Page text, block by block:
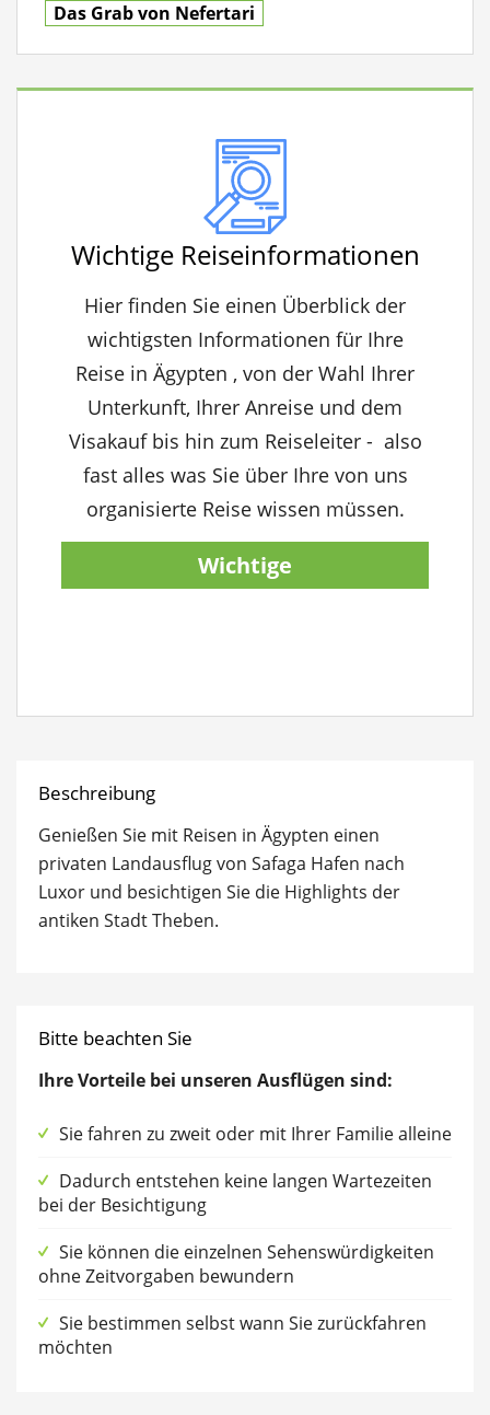
Das Grab von Nefertari
Wichtige Reiseinformationen
Hier finden Sie einen Überblick der
wichtigsten Informationen für Ihre
Reise in Ägypten , von der Wahl Ihrer
Unterkunft, Ihrer Anreise und dem
Visakauf bis hin zum Reiseleiter - also
fast alles was Sie über Ihre von uns
organisierte Reise wissen müssen.
Wichtige
Beschreibung
Genießen Sie mit Reisen in Ägypten einen
privaten Landausflug von Safaga Hafen nach
Luxor und besichtigen Sie die Highlights der
antiken Stadt Theben.
Bitte beachten Sie
Ihre Vorteile bei unseren Ausflügen sind:
Sie fahren zu zweit oder mit Ihrer Familie alleine
Dadurch entstehen keine langen Wartezeiten
bei der Besichtigung
Sie können die einzelnen Sehenswürdigkeiten
ohne Zeitvorgaben bewundern
Sie bestimmen selbst wann Sie zurückfahren
möchten